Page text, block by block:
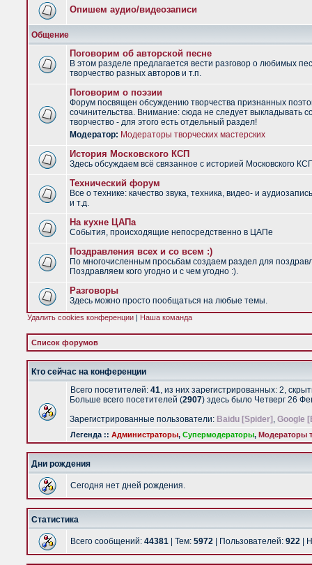
Опишем аудио/видеозаписи
Общение
Поговорим об авторской песне
В этом разделе предлагается вести разговор о любимых
творчество разных авторов и т.п.
Поговорим о поэзии
Форум посвящен обсуждению творчества признанных
сочинительства. Внимание: сюда не следует выкладывать
творчество - для этого есть отдельный раздел!
Модератор: Модераторы творческих мастерских
История Московского КСП
Здесь обсуждаем всё связанное с историей Московского
Технический форум
Все о технике: качество звука, техника, видео- и
и т.д.
На кухне ЦАПа
События, происходящие непосредственно в ЦАПе
Поздравления всех и со всем :)
По многочисленным просьбам создаем раздел для
Поздравляем кого угодно и с чем угодно :).
Разговоры
Здесь можно просто пообщаться на любые темы.
Удалить cookies конференции | Наша команда
Список форумов
Кто сейчас на конференции
Всего посетителей: 41, из них зарегистрированных: 2,
Больше всего посетителей (2907) здесь было Четверг 26
Зарегистрированные пользователи: Baidu [Spider] , Google
Легенда :: Администраторы, Супермодераторы, Модераторы
Дни рождения
Сегодня нет дней рождения.
Статистика
Всего сообщений: 44381 | Тем: 5972 | Пользователей: 922 |